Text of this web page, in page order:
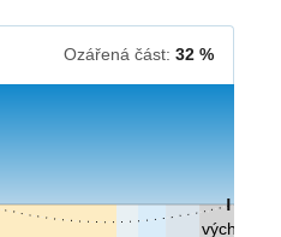
Ozářená část: 32 %
východ